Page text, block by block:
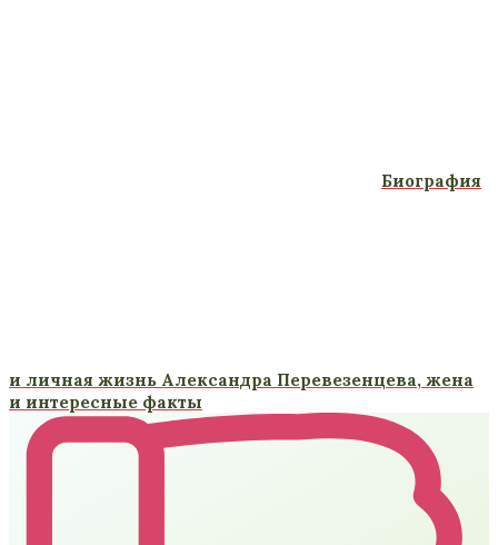
Биография
и личная жизнь Александра Перевезенцева, жена
и интересные факты